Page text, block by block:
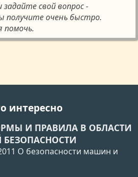
свой вопрос -
очень быстро.
помочь.
интересно
И ПРАВИЛА В ОБЛАСТИ
О безопасности машин и